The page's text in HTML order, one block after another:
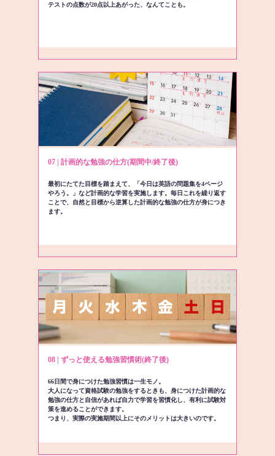
テストの点数が20点以上あがった、なんてことも。
07 | 計画的な勉強の仕方(期間中/終了後)
最初にたてた目標を踏まえて、「今日は英語の問題集を4ページ
やろう。」など計画的な学習を実施します。毎日これを繰り返す
ことで、自然と目標から逆算した計画的な勉強の仕方が身につき
ます。
08 | ずっと使える勉強習慣術(終了後)
66日間で身につけた勉強習慣は一生モノ。
大人になって資格試験の勉強をするときも、身につけた計画的な
勉強の仕方と自信があれば自力で学習を習慣化し、有利に試験対
策を進めることができます。
つまり、実際の実施期間以上にそのメリットは大きいのです。